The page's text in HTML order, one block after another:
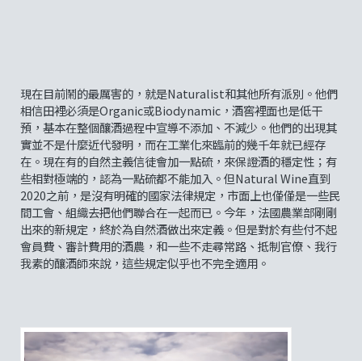
現在目前鬧的最厲害的，就是Naturalist和其他所有派別。他們
相信田裡必須是Organic或Biodynamic，酒窖裡面也是低干
預，基本在整個釀酒過程中宣導不添加、不減少。他們的出現其
實並不是什麼近代發明，而在工業化來臨前的幾千年就已經存
在。現在有的自然主義信徒會加一點硫，來保證酒的穩定性；有
些相對極端的，認為一點硫都不能加入。但Natural Wine直到
2020之前，是沒有明確的國家法律規定，市面上也僅僅是一些民
間工會、組織去把他們聯合在一起而已。今年，法國農業部剛剛
出來的新規定，終於為自然酒做出來定義。但是對於有些付不起
會員費、審計費用的酒農，和一些不走尋常路、抵制官僚、我行
我素的釀酒師來說，這些規定似乎也不完全適用。